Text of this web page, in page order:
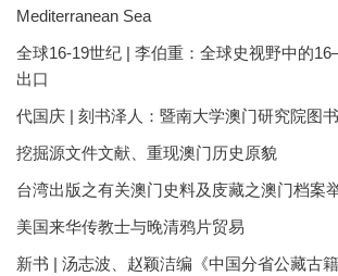
Mediterranean Sea
全球16-19世纪 | 李伯重：全球史视野中的
出口
代国庆 | 刻书泽人：暨南大学澳门研究院图
挖掘源文件文献、重现澳门历史原貌
台湾出版之有关澳门史料及庋藏之澳门档案
美国来华传教士与晚清鸦片贸易
新书 | 汤志波、赵颖洁编《中国分省公藏古